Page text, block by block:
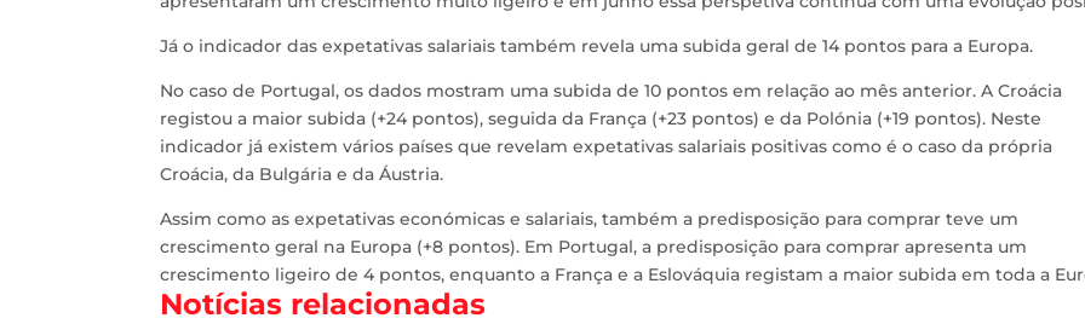
Já o indicador das expetativas salariais também revela uma subida geral de 14 pontos para a Europa.
No caso de Portugal, os dados mostram uma subida de 10 pontos em relação ao mês anterior. A Croácia
registou a maior subida (+24 pontos), seguida da França (+23 pontos) e da Polónia (+19 pontos). Neste
indicador já existem vários países que revelam expetativas salariais positivas como é o caso da própria
Croácia, da Bulgária e da Áustria.
Assim como as expetativas económicas e salariais, também a predisposição para comprar teve um
crescimento geral na Europa (+8 pontos). Em Portugal, a predisposição para comprar apresenta um
crescimento ligeiro de 4 pontos, enquanto a França e a Eslováquia registam a maior subida em toda a
Notícias relacionadas